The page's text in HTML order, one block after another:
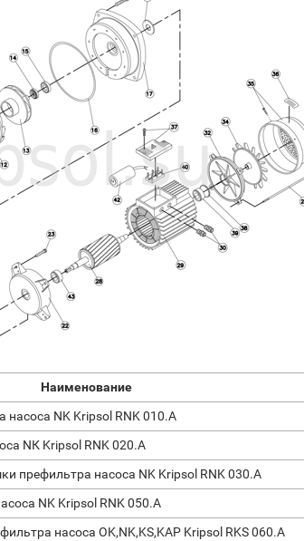
Наименование
NK Kripsol RNK 010.A
NК Kripsol RNK 020.A
префильтра насоса NK Kripsol RNK 030.A
NK Kripsol RNK 050.A
насоса OK,NK,KS,KAP Kripsol RKS 060.A